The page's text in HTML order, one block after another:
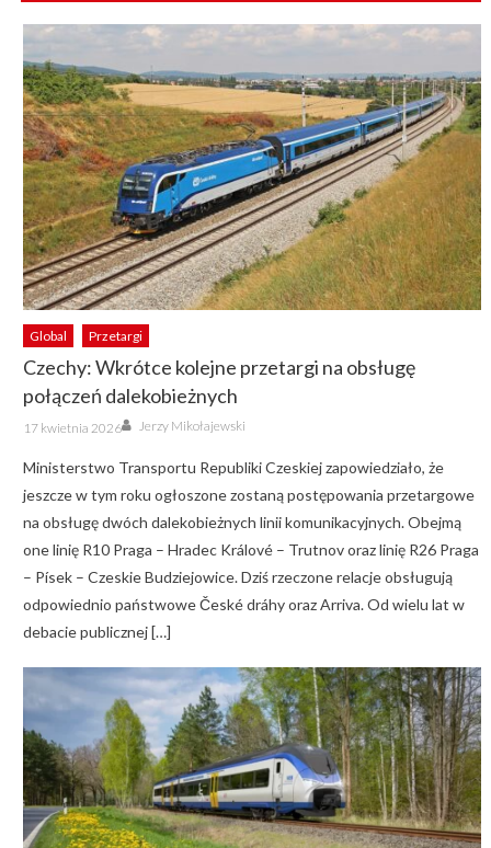
Global Przetargi
Czechy: Wkrótce kolejne przetargi na obsługę
połączeń dalekobieżnych
Posted
on
17 kwietnia 2026 Author
Jerzy Mikołajewski
Ministerstwo Transportu Republiki Czeskiej zapowiedziało, że
jeszcze w tym roku ogłoszone zostaną postępowania przetargowe
na obsługę dwóch dalekobieżnych linii komunikacyjnych. Obejmą
one linię R10 Praga – Hradec Králové – Trutnov oraz linię R26 Praga
– Písek – Czeskie Budziejowice. Dziś rzeczone relacje obsługują
odpowiednio państwowe České dráhy oraz Arriva. Od wielu lat w
debacie publicznej […]